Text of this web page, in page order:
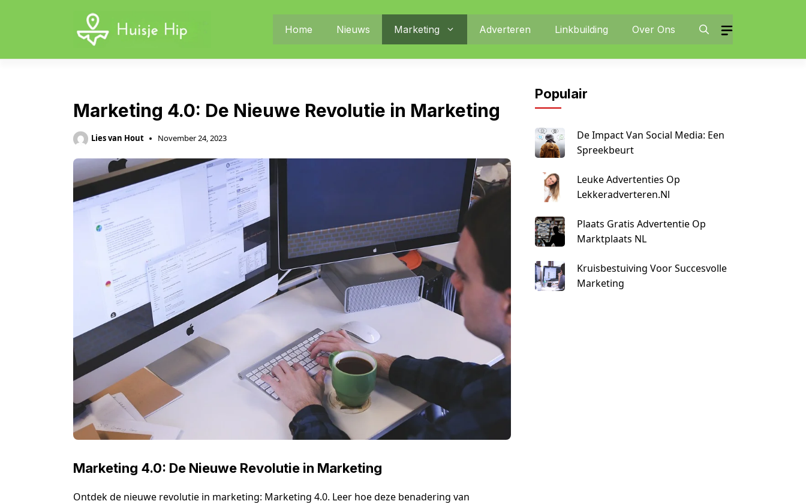
Home Nieuws Marketing Adverteren Linkbuilding Over Ons
Marketing 4.0: De Nieuwe Revolutie in Marketing
Lies van Hout November 24, 2023
Marketing 4.0: De Nieuwe Revolutie in Marketing
Ontdek de nieuwe revolutie in marketing: Marketing 4.0. Leer hoe deze benadering van
Populair
De Impact Van Social Media: Een
Spreekbeurt
Leuke Advertenties Op
Lekkeradverteren.nl
Plaats Gratis Advertentie Op
Marktplaats NL
Kruisbestuiving Voor Succesvolle
Marketing